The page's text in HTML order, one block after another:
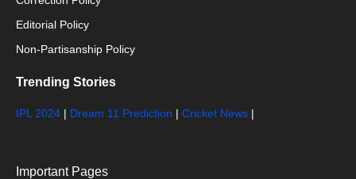
Editorial Policy
Non-Partisanship Policy
Trending Stories
IPL 2024 | Dream 11 Prediction | Cricket News |
Important Pages